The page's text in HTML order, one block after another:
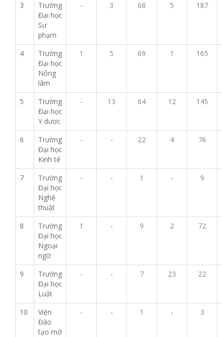
3
Trường
Đại học
Sư
phạm
- 3 68 5 187
4
Trường
Đại học
Nông
lâm
1 5 69 1 165
5
Trường
Đại học
Y dược
- 13 64 12 145
6
Trường
Đại học
Kinh tế
- - 22 4 76
7
Trường
Đại học
Nghệ
thuật
- - 1 - 9
8
Trường
Đại học
Ngoại
ngữ
1 - 9 2 72
9
Trường
Đại học
Luật
- - 7 23 22
10
Viện
Đào
tạo mở
- - 1 - 3